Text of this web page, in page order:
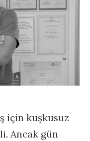
için kuşkusuz
Ancak gün